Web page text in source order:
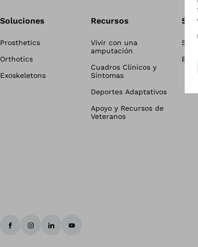
Soluciones
Prosthetics
Orthotics
Exoskeletons
Recursos
Vivir con una
amputación
Cuadros Clínicos y
Síntomas
Deportes Adaptativos
Apoyo y Recursos de
Veteranos
Sala
Blog